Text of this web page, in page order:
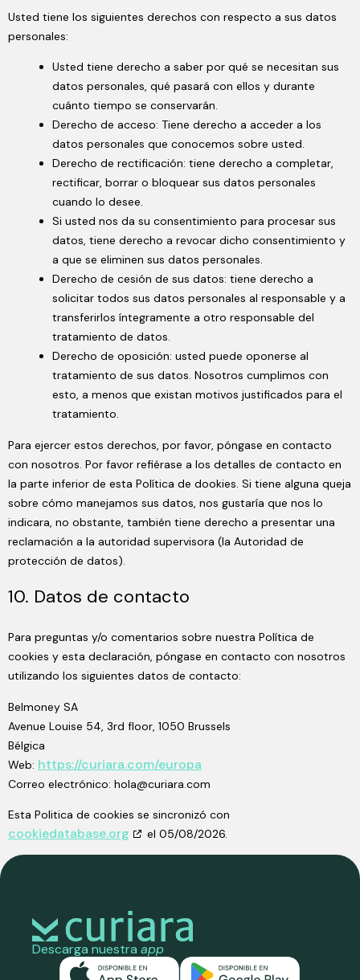
Usted tiene los siguientes derechos con respecto a sus datos
personales:
Usted tiene derecho a saber por qué se necesitan sus
datos personales, qué pasará con ellos y durante
cuánto tiempo se conservarán.
Derecho de acceso: Tiene derecho a acceder a los
datos personales que conocemos sobre usted.
Derecho de rectificación: tiene derecho a completar,
rectificar, borrar o bloquear sus datos personales
cuando lo desee.
Si usted nos da su consentimiento para procesar sus
datos, tiene derecho a revocar dicho consentimiento y
a que se eliminen sus datos personales.
Derecho de cesión de sus datos: tiene derecho a
solicitar todos sus datos personales al responsable y a
transferirlos íntegramente a otro responsable del
tratamiento de datos.
Derecho de oposición: usted puede oponerse al
tratamiento de sus datos. Nosotros cumplimos con
esto, a menos que existan motivos justificados para el
tratamiento.
Para ejercer estos derechos, por favor, póngase en contacto
con nosotros. Por favor refiérase a los detalles de contacto en
la parte inferior de esta Política de dookies. Si tiene alguna queja
sobre cómo manejamos sus datos, nos gustaría que nos lo
indicara, no obstante, también tiene derecho a presentar una
reclamación a la autoridad supervisora (la Autoridad de
protección de datos).
10. Datos de contacto
Para preguntas y/o comentarios sobre nuestra Política de
cookies y esta declaración, póngase en contacto con nosotros
utilizando los siguientes datos de contacto:
Belmoney SA
Avenue Louise 54, 3rd floor, 1050 Brussels
Bélgica
Web: https://curiara.com/europa
Correo electrónico: hola@curiara.com
Esta Politica de cookies se sincronizó con
cookiedatabase.org el 05/08/2026.
Descarga nuestra app